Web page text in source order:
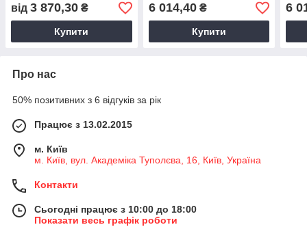
від 3 870,30 ₴
Купити
6 014,40₴
Купити
6
Про нас
50% позитивних з 6 відгуків за рік
Працює з 13.02.2015
м. Київ
м. Київ, вул. Академіка Туполєва, 16, Київ, Україна
Контакти
Сьогодні працює з 10:00 до 18:00
Показати весь графік роботи